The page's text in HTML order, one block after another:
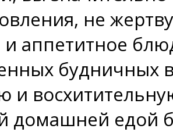
не
и аппетитное
будничных
и
домашней едой